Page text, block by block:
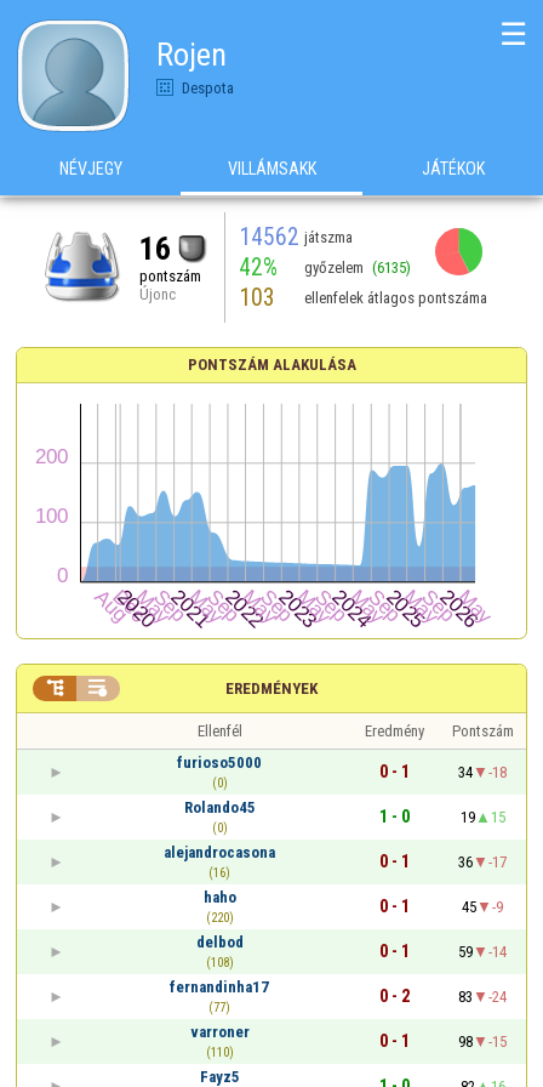
Rojen
Despota
☰
NÉVJEGY VILLÁMSAKK JÁTÉKOK
16
pontszám
Újonc
14562 játszma
42% győzelem (6135)
103 ellenfelek átlagos pontszáma
PONTSZÁM ALAKULÁSA
EREDMÉNYEK
 
Ellenfél Eredmény
Pontszám
furioso5000
(0)
0 - 1 34
-18
Rolando45
(0)
1 - 0 19
15
alejandrocasona
(16)
0 - 1 36
-17
haho
(220)
0 - 1 45
-9
delbod
(108)
0 - 1 59
-14
fernandinha17
(77)
0 - 2 83
-24
varroner
(110)
0 - 1 98
-15
Fayz5